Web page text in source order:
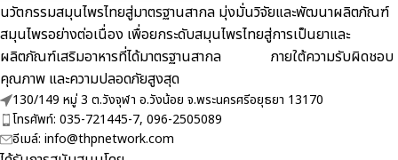
นวัตกรรมสมุนไพรไทยสู่มาตรฐานสากล มุ่งมั่นวิจัยและพัฒนาผลิตภัณฑ์
สมุนไพรอย่างต่อเนื่อง เพื่อยกระดับสมุนไพรไทยสู่การเป็นยาและ
ผลิตภัณฑ์เสริมอาหารที่ได้มาตรฐานสากล ภายใต้ความรับผิดชอบ
คุณภาพ และความปลอดภัยสูงสุด
130/149 หมู่ 3 ต.วังจุฬา อ.วังน้อย จ.พระนครศรีอยุธยา 13170
โทรศัพท์: 035-721445-7, 096-2505089
อีเมล์: info@thpnetwork.com